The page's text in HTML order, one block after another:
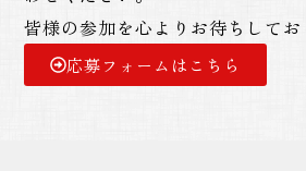
皆様の参加を心よりお待ちしてお
応募フォームはこちら